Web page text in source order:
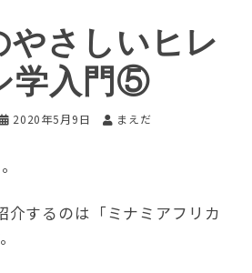
やさしいヒレ
学入門⑤
2020年5月9日 まえだ
介するのは「ミナミアフリカ